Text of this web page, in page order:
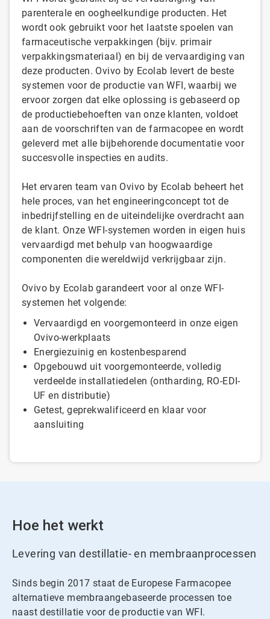
parenterale en oogheelkundige producten. Het
wordt ook gebruikt voor het laatste spoelen van
farmaceutische verpakkingen (bijv. primair
verpakkingsmateriaal) en bij de vervaardiging van
deze producten. Ovivo by Ecolab levert de beste
systemen voor de productie van WFI, waarbij we
ervoor zorgen dat elke oplossing is gebaseerd op
de productiebehoeften van onze klanten, voldoet
aan de voorschriften van de farmacopee en wordt
geleverd met alle bijbehorende documentatie voor
succesvolle inspecties en audits.
Het ervaren team van Ovivo by Ecolab beheert het
hele proces, van het engineeringconcept tot de
inbedrijfstelling en de uiteindelijke overdracht aan
de klant. Onze WFI-systemen worden in eigen huis
vervaardigd met behulp van hoogwaardige
componenten die wereldwijd verkrijgbaar zijn.
Ovivo by Ecolab garandeert voor al onze WFI-
systemen het volgende:
Vervaardigd en voorgemonteerd in onze eigen
Ovivo-werkplaats
Energiezuinig en kostenbesparend
Opgebouwd uit voorgemonteerde, volledig
verdeelde installatiedelen (ontharding, RO-EDI-
UF en distributie)
Getest, geprekwalificeerd en klaar voor
aansluiting
Hoe het werkt
Levering van destillatie- en membraanprocessen
Sinds begin 2017 staat de Europese Farmacopee
alternatieve membraangebaseerde processen toe
naast destillatie voor de productie van WFI.